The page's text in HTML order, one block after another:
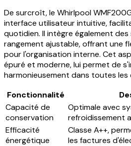
De surcroît, le Whirlpool
interface utilisateur intuitive,
quotidien. Il intègre également
rangement ajustable, offrant une
pour l'organisation interne. Cet
épuré et moderne, lui permet de
harmonieusement dans toutes les
Fonctionnalité
Capacité de
conservation
Optimale avec
refroidissement
Efficacité
énergétique
Classe A++,
les factures